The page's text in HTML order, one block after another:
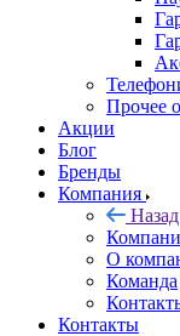
Прочее
Акции
Блог
Бренды
Компания
Назад
О
Команда
Контакты